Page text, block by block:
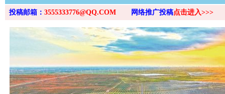
投稿邮箱： 3555333776@QQ.COM 网络推广投稿点击进入>>>
这是一记警钟！ 谢